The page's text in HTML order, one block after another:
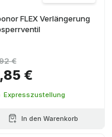
FLEX Verlängerung
€
€
Expresszustellung
In den Warenkorb